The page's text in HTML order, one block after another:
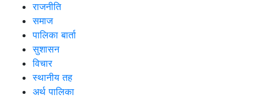
राजनीति
समाज
पालिका बार्ता
सुशासन
विचार
स्थानीय तह
अर्थ पालिका